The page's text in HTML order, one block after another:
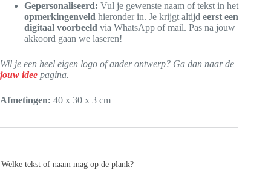
Gepersonaliseerd: Vul je gewenste naam of tekst in het
opmerkingenveld hieronder in. Je krijgt altijd eerst een
digitaal voorbeeld via WhatsApp of mail. Pas na jouw
akkoord gaan we laseren!
Wil je een heel eigen logo of ander ontwerp? Ga dan naar de
jouw idee pagina.
Afmetingen: 40 x 30 x 3 cm
Welke tekst of naam mag op de plank?